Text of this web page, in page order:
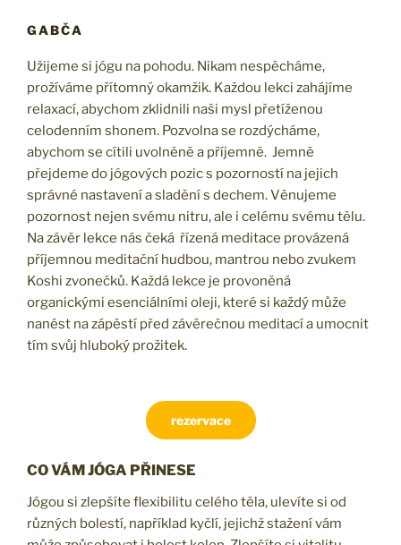
GABČA
Užijeme si jógu na pohodu. Nikam nespěcháme,
prožíváme přítomný okamžik. Každou lekci zahájíme
relaxací, abychom zklidnili naši mysl přetíženou
celodenním shonem. Pozvolna se rozdýcháme,
abychom se cítili uvolněně a příjemně. Jemně
přejdeme do jógových pozic s pozorností na jejich
správné nastavení a sladění s dechem. Věnujeme
pozornost nejen svému nitru, ale i celému svému tělu.
Na závěr lekce nás čeká řízená meditace provázená
příjemnou meditační hudbou, mantrou nebo zvukem
Koshi zvonečků. Každá lekce je provoněná
organickými esenciálními oleji, které si každý může
nanést na zápěstí před závěrečnou meditací a umocnit
tím svůj hluboký prožitek.
rezervace
CO VÁM JÓGA PŘINESE
Jógou si zlepšíte flexibilitu celého těla, ulevíte si od
různých bolestí, například kyčlí, jejichž stažení vám